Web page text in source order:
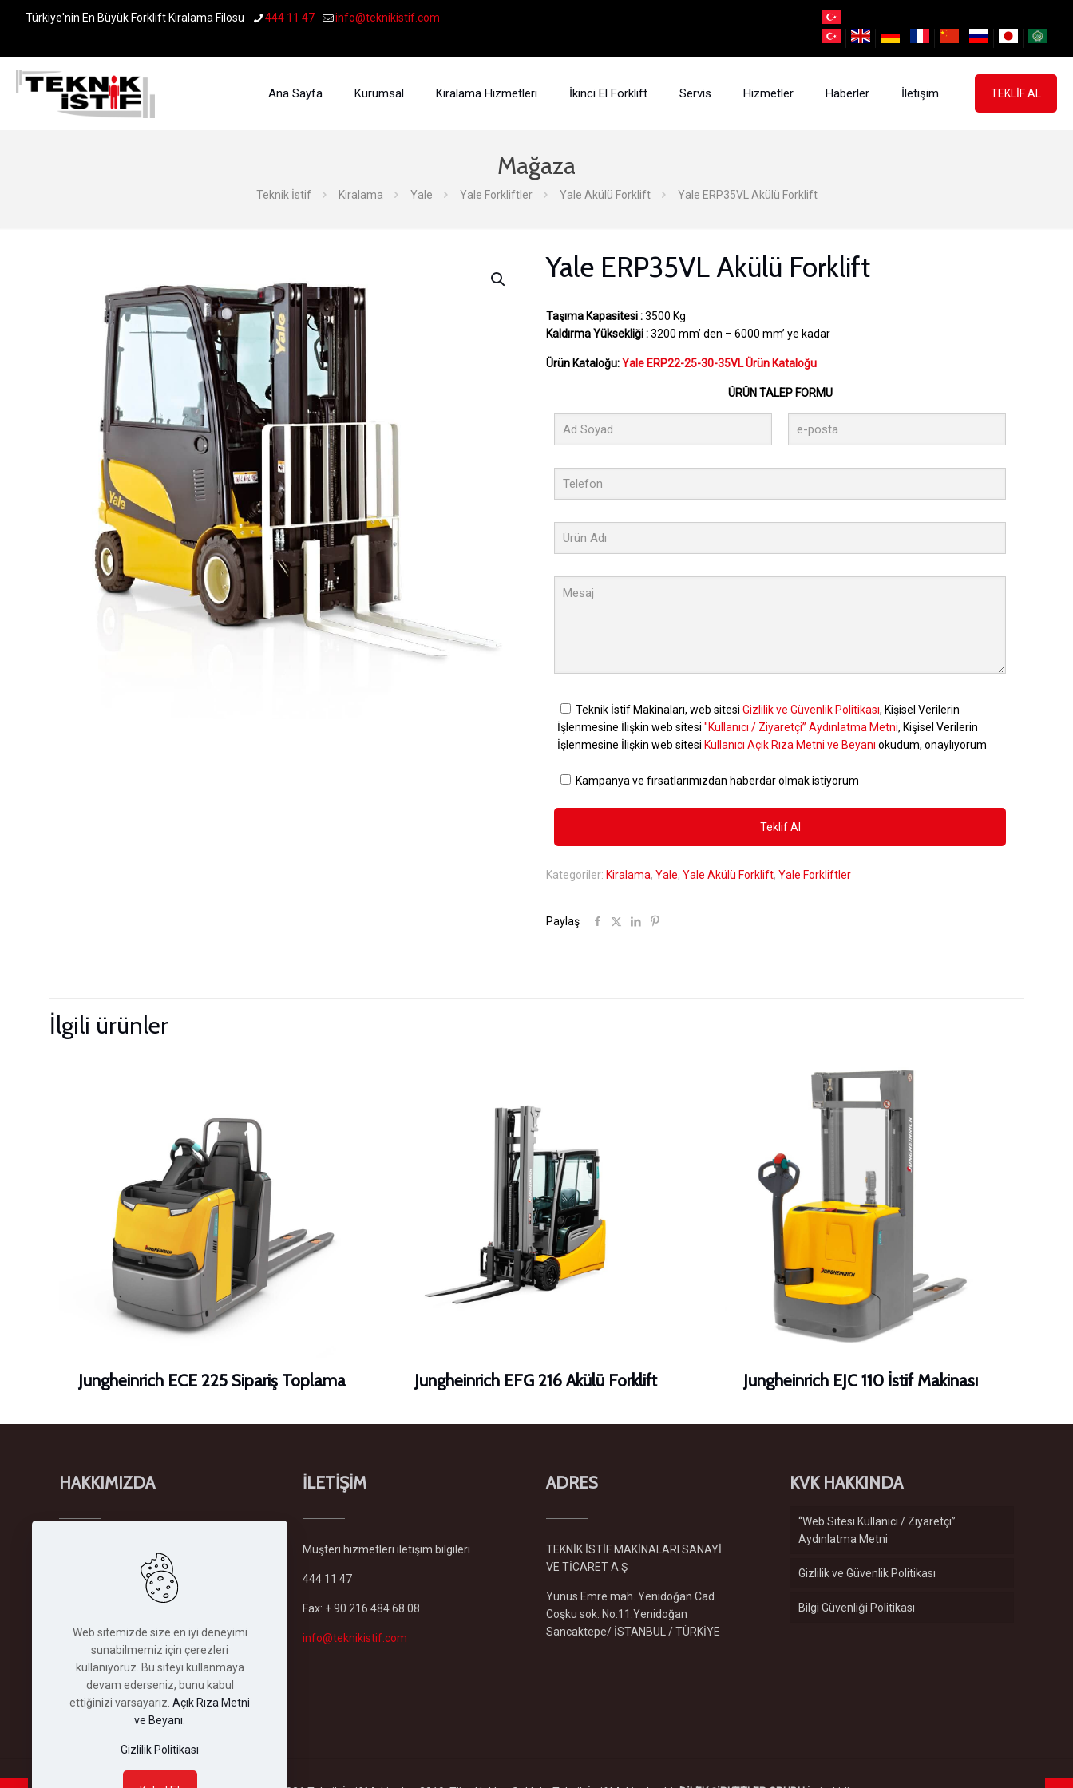
Türkiye'nin En Büyük Forklift Kiralama Filosu 444 11 47 info@teknikistif.com
Ana Sayfa Kurumsal Kiralama Hizmetleri İkinci El Forklift Servis Hizmetler Haberler İletişim TEKLİF AL
Mağaza
Teknik İstif Kiralama Yale Yale Forkliftler Yale Akülü Forklift Yale ERP35VL Akülü Forklift
Yale ERP35VL Akülü Forklift
Taşıma Kapasitesi :3500 Kg
Kaldırma Yüksekliği :3200 mm’ den – 6000 mm’ ye kadar
Ürün Kataloğu:Yale ERP22-25-30-35VL Ürün Kataloğu
ÜRÜN TALEP FORMU
Teknik İstif Makinaları, web sitesi Gizlilik ve Güvenlik Politikası, Kişisel Verilerin
İşlenmesine İlişkin web sitesi "Kullanıcı / Ziyaretçi” Aydınlatma Metni, Kişisel Verilerin
İşlenmesine İlişkin web sitesi Kullanıcı Açık Rıza Metni ve Beyanı okudum, onaylıyorum
Kampanya ve fırsatlarımızdan haberdar olmak istiyorum
Kategoriler: Kiralama, Yale, Yale Akülü Forklift, Yale Forkliftler
Paylaş
İlgili ürünler
Jungheinrich ECE 225 Sipariş Toplama Jungheinrich EFG 216 Akülü Forklift Jungheinrich EJC 110 İstif Makinası
HAKKIMIZDA
forklift ve istifleme makinaları
filosuyla sektöründe kiralama
hizmeti veren lider firmadır.
merkez binasında kurulmuş olup,
bugün her türlü depolama ve
istifleme makinası...
Devamını Oku
İLETİŞİM
Müşteri hizmetleri iletişim bilgileri
444 11 47
Fax: + 90 216 484 68 08
info@teknikistif.com
ADRES
TEKNİK İSTİF MAKİNALARI SANAYİ
VE TİCARET A.Ş
Yunus Emre mah. Yenidoğan Cad.
Coşku sok. No:11.Yenidoğan
Sancaktepe/ İSTANBUL / TÜRKİYE
KVK HAKKINDA
“Web Sitesi Kullanıcı / Ziyaretçi”
Aydınlatma Metni
Gizlilik ve Güvenlik Politikası
Bilgi Güvenliği Politikası
Web sitemizde size en iyi deneyimi
sunabilmemiz için çerezleri
kullanıyoruz. Bu siteyi kullanmaya
devam ederseniz, bunu kabul
ettiğinizi varsayarız. Açık Rıza Metni
ve Beyanı
Gizlilik Politikası